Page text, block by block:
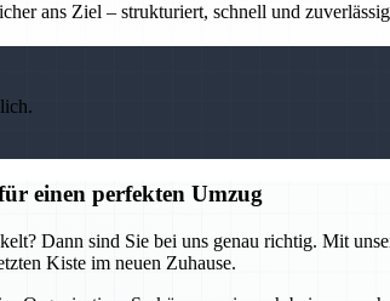
ans Ziel – strukturiert, schnell und
einen perfekten Umzug
Dann sind Sie bei uns genau richtig. Mit
Kiste im neuen Zuhause.